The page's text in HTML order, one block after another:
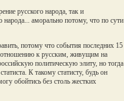
русского народа, так и
народа... аморально потому, что по сути
потому что события последних 15
отношению к русским, живущим на
политическую элиту, но тогда
К такому статисту, будь он
обойтись без столь жестких